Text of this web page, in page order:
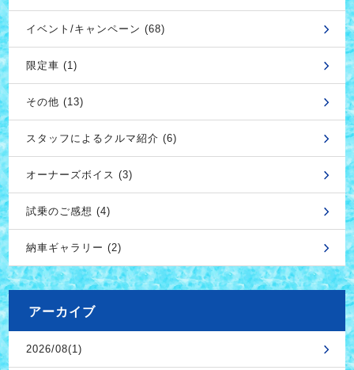
イベント/キャンペーン (68)
限定車 (1)
その他 (13)
スタッフによるクルマ紹介 (6)
オーナーズボイス (3)
試乗のご感想 (4)
納車ギャラリー (2)
アーカイブ
2026/08(1)